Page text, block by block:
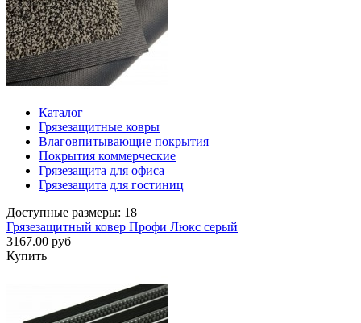
Каталог
Грязезащитные ковры
Влаговпитывающие покрытия
Покрытия коммерческие
Грязезащита для офиса
Грязезащита для гостиниц
Доступные размеры: 18
Грязезащитный ковер Профи Люкс серый
3167.00 руб
Купить